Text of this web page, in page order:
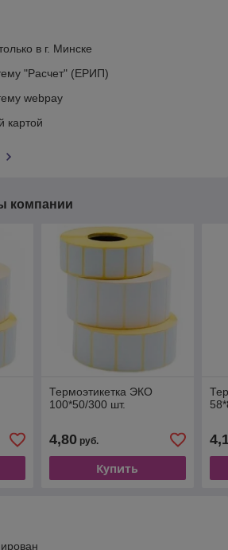
в г. Минске
"Расчет" (ЕРИП)
webpay
картой
компании
Термоэтикетка ЭКО
100*50/300 шт.
4,80руб.
Купить